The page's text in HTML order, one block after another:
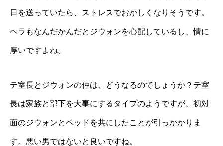
日を送っていたら、ストレスでおかしくなりそうです。
ヘラもなんだかんだとジウォンを心配しているし、情に
厚いですよね。
テ室長とジウォンの仲は、どうなるのでしょうか？テ室
長は家族と部下を大事にするタイプのようですが、初対
面のジウォンとベッドを共にしたことが引っかかりま
す。悪い男ではないと良いですね。